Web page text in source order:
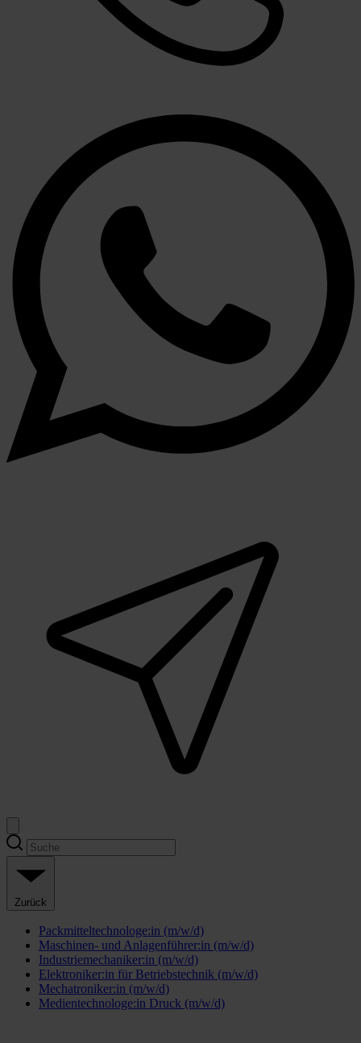
Zurück
Packmitteltechnologe:in (m/w/d)
Maschinen- und Anlagenführer:in (m/w/d)
Industriemechaniker:in (m/w/d)
Elektroniker:in für Betriebstechnik (m/w/d)
Mechatroniker:in (m/w/d)
Medientechnologe:in Druck (m/w/d)